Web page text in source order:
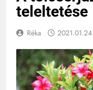
teleltetése
Réka 2021.01.24.